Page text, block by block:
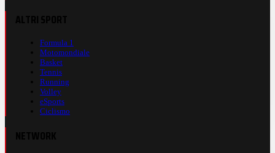
Formula 1
Motomondiale
Basket
Tennis
Running
Volley
eSports
Ciclismo